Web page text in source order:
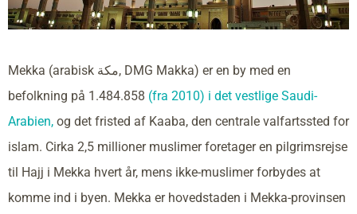
Mekka (arabisk مكة, DMG Makka) er en by med en
befolkning på 1.484.858 (fra 2010) i det vestlige Saudi-
Arabien, og det fristed af Kaaba, den centrale valfartssted for
islam. Cirka 2,5 millioner muslimer foretager en pilgrimsrejse
til Hajj i Mekka hvert år, mens ikke-muslimer forbydes at
komme ind i byen. Mekka er hovedstaden i Mekka-provinsen